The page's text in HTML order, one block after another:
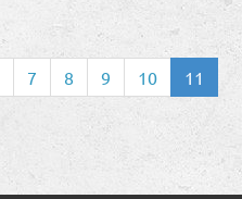
7 8 9 10
11